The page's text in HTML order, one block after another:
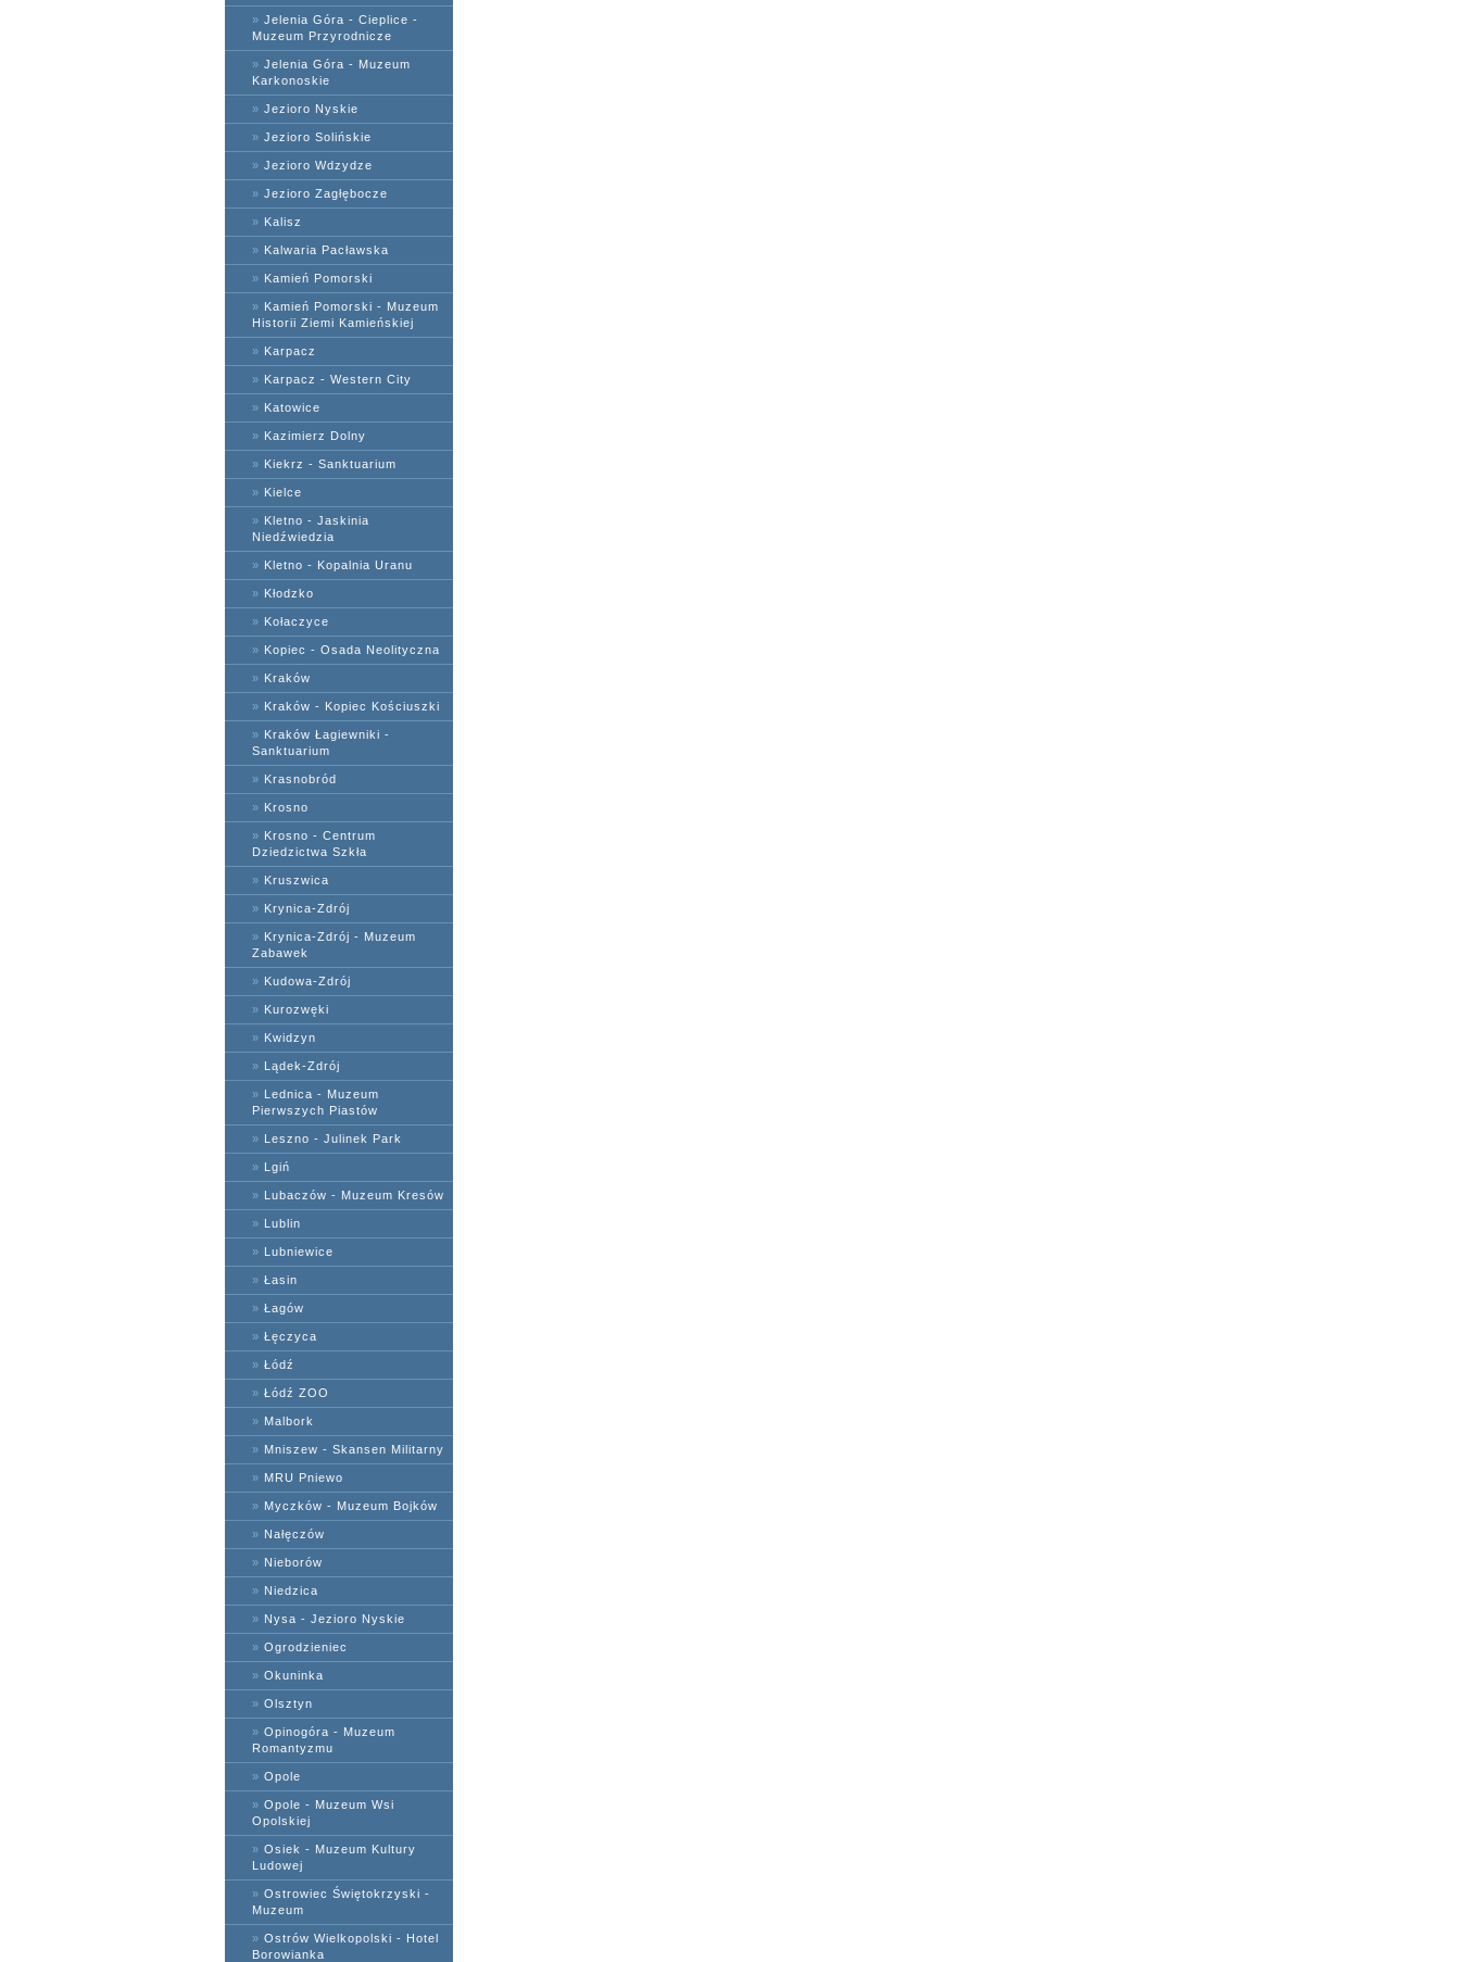
» Jelenia Góra - Cieplice -
Muzeum Przyrodnicze
» Jelenia Góra - Muzeum
Karkonoskie
» Jezioro Nyskie
» Jezioro Solińskie
» Jezioro Wdzydze
» Jezioro Zagłębocze
» Kalisz
» Kalwaria Pacławska
» Kamień Pomorski
» Kamień Pomorski - Muzeum
Historii Ziemi Kamieńskiej
» Karpacz
» Karpacz - Western City
» Katowice
» Kazimierz Dolny
» Kiekrz - Sanktuarium
» Kielce
» Kletno - Jaskinia
Niedźwiedzia
» Kletno - Kopalnia Uranu
» Kłodzko
» Kołaczyce
» Kopiec - Osada Neolityczna
» Kraków
» Kraków - Kopiec Kościuszki
» Kraków Łagiewniki -
Sanktuarium
» Krasnobród
» Krosno
» Krosno - Centrum
Dziedzictwa Szkła
» Kruszwica
» Krynica-Zdrój
» Krynica-Zdrój - Muzeum
Zabawek
» Kudowa-Zdrój
» Kurozwęki
» Kwidzyn
» Lądek-Zdrój
» Lednica - Muzeum
Pierwszych Piastów
» Leszno - Julinek Park
» Lgiń
» Lubaczów - Muzeum Kresów
» Lublin
» Lubniewice
» Łasin
» Łagów
» Łęczyca
» Łódź
» Łódź ZOO
» Malbork
» Mniszew - Skansen Militarny
» MRU Pniewo
» Myczków - Muzeum Bojków
» Nałęczów
» Nieborów
» Niedzica
» Nysa - Jezioro Nyskie
» Ogrodzieniec
» Okuninka
» Olsztyn
» Opinogóra - Muzeum
Romantyzmu
» Opole
» Opole - Muzeum Wsi
Opolskiej
» Osiek - Muzeum Kultury
Ludowej
» Ostrowiec Świętokrzyski -
Muzeum
» Ostrów Wielkopolski - Hotel
Borowianka